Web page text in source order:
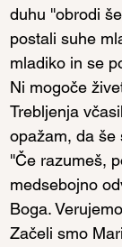
duhu ''obrodi
postali suhe
mladiko in se
Ni mogoče
Trebljenja
opažam, da še
''Če razumeš,
medsebojno
Boga.
Začeli smo